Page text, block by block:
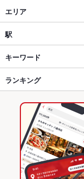
居酒屋
創作
北千住・日暮里・葛飾・
北千住・日暮里・葛飾・
北千住駅 × 居酒屋
北千住駅 × 創作
焼き鳥・鶏料理
エリア
北千住
北千住 × 居酒屋
北千住 × 創作
北千住 × 和食
北千住 × 焼き鳥・鶏料理
東京 × 居酒屋
駅
北千住駅
キーワード
からあげ
ランキング
東京のグルメランキング
東京の居酒屋ランキング
北千住・日暮里・葛飾
北千住・日暮里・葛飾